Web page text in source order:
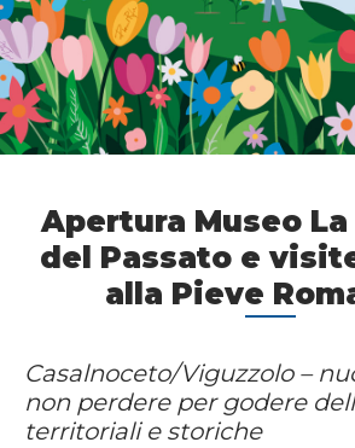
Apertura Museo
del Passato e
alla Pieve
Casalnoceto/Viguzzolo –
non perdere per godere
territoriali e storiche